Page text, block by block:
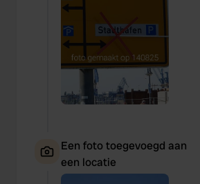
Een foto toegevoegd aan
een locatie